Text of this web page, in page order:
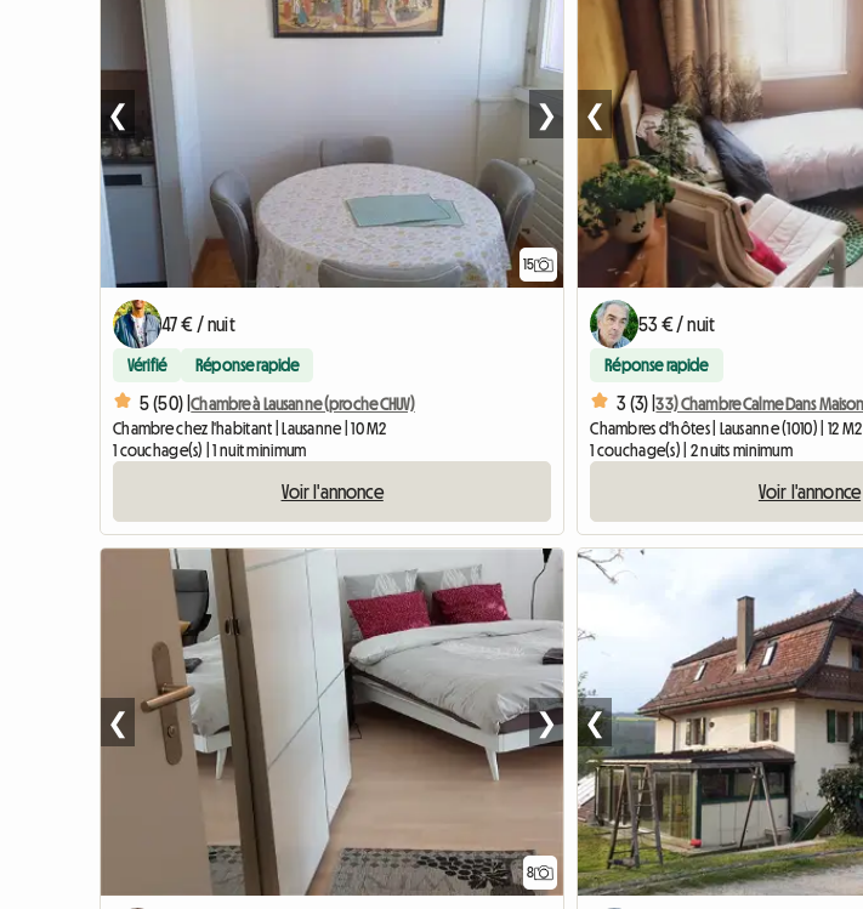
15
❮ ❯
47 € / nuit
Vérifié Réponse rapide
5 (50) |Chambre à Lausanne (proche CHUV)
Chambre chez l'habitant | Lausanne | 10 M2
1 couchage(s) | 1 nuit minimum
Voir l'annonce
❮
53 € / nuit
Réponse rapide
3 (3) |
Chambres d'hôtes | Lausanne (1010) | 12 M2
1 couchage(s) | 2 nuits minimum
Voir l'annonce
8
❮ ❯ ❮